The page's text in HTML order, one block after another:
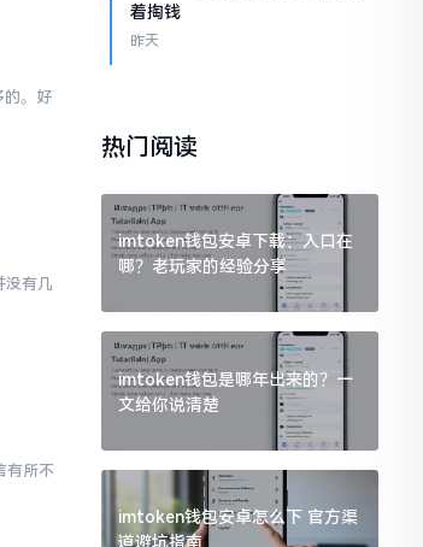
的。好
没有几
有所不
着掏钱
昨天
热门阅读
imtoken钱包安卓下载：入口在
哪？老玩家的经验分享
imtoken钱包是哪年出来的？一
文给你说清楚
imtoken钱包安卓怎么下 官方渠
道避坑指南